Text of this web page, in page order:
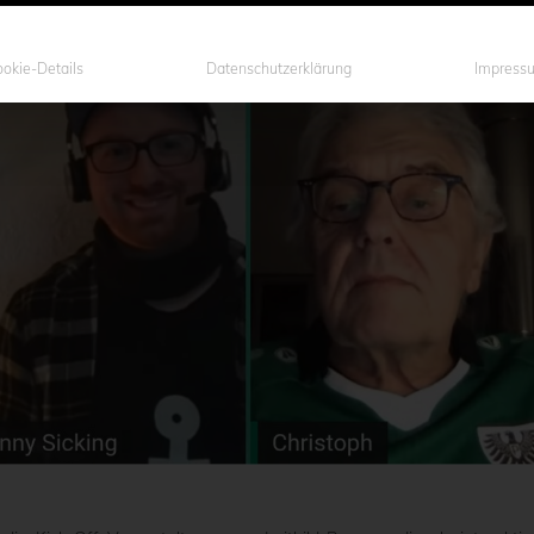
Details Datenschutzerklärung